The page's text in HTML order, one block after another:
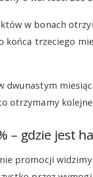
w bonach
końca trzeciego
dwunastym
otrzymamy
– gdzie jest
promocji